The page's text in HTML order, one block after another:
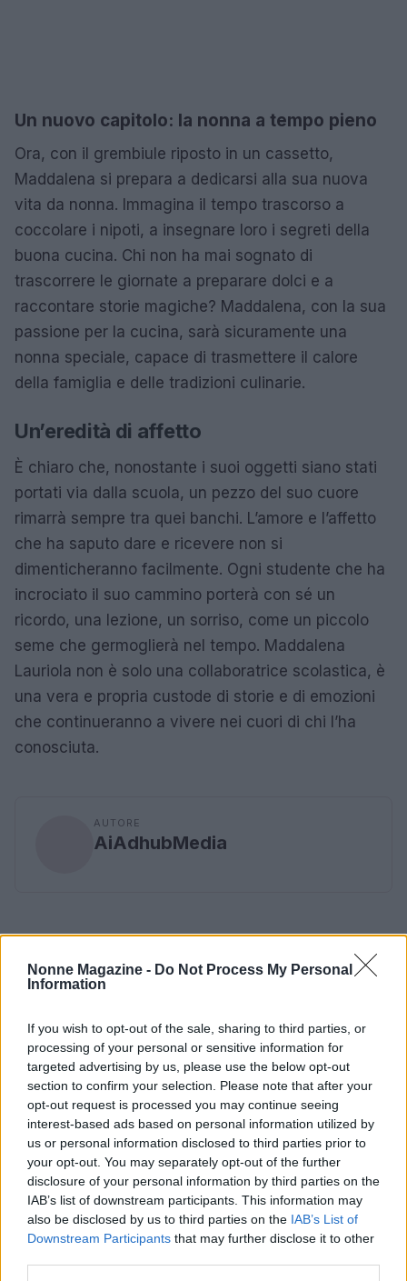
Nonne Magazine - Do Not Process My Personal
Information
If you wish to opt-out of the sale, sharing to third parties, or
processing of your personal or sensitive information for
targeted advertising by us, please use the below opt-out
section to confirm your selection. Please note that after your
opt-out request is processed you may continue seeing
interest-based ads based on personal information utilized by
us or personal information disclosed to third parties prior to
your opt-out. You may separately opt-out of the further
disclosure of your personal information by third parties on the
IAB’s list of downstream participants. This information may
also be disclosed by us to third parties on the IAB’s List of
Downstream Participants that may further disclose it to other
Un nuovo capitolo: la nonna a tempo pieno
Ora, con il grembiule riposto in un cassetto,
Maddalena si prepara a dedicarsi alla sua nuova
vita da nonna. Immagina il tempo trascorso a
coccolare i nipoti, a insegnare loro i segreti della
buona cucina. Chi non ha mai sognato di
trascorrere le giornate a preparare dolci e a
raccontare storie magiche? Maddalena, con la sua
passione per la cucina, sarà sicuramente una
nonna speciale, capace di trasmettere il calore
della famiglia e delle tradizioni culinarie.
Un’eredità di affetto
È chiaro che, nonostante i suoi oggetti siano stati
portati via dalla scuola, un pezzo del suo cuore
rimarrà sempre tra quei banchi. L’amore e l’affetto
che ha saputo dare e ricevere non si
dimenticheranno facilmente. Ogni studente che ha
incrociato il suo cammino porterà con sé un
ricordo, una lezione, un sorriso, come un piccolo
seme che germoglierà nel tempo. Maddalena
Lauriola non è solo una collaboratrice scolastica, è
una vera e propria custode di storie e di emozioni
che continueranno a vivere nei cuori di chi l’ha
conosciuta.
AUTORE
AiAdhubMedia